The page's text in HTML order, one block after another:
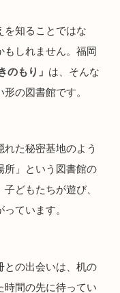
を知ることではな
もしれません。福岡
のもり」 は、そんな
の図書館です。
た秘密基地のよう
所」という図書館の
どもたちが遊び、
ています。
との出会いは、机の
時間の先に待ってい